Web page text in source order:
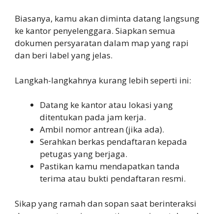
Biasanya, kamu akan diminta datang langsung
ke kantor penyelenggara. Siapkan semua
dokumen persyaratan dalam map yang rapi
dan beri label yang jelas.
Langkah-langkahnya kurang lebih seperti ini:
Datang ke kantor atau lokasi yang
ditentukan pada jam kerja.
Ambil nomor antrean (jika ada).
Serahkan berkas pendaftaran kepada
petugas yang berjaga.
Pastikan kamu mendapatkan tanda
terima atau bukti pendaftaran resmi.
Sikap yang ramah dan sopan saat berinteraksi